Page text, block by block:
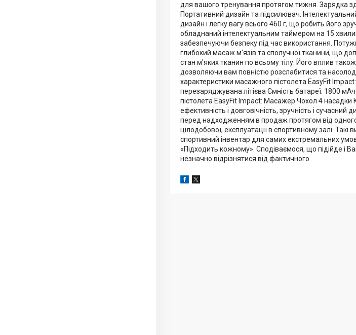
для вашого тренування протягом тижня. Зарядка
Портативний дизайн та підсилювач.
дизайн і легку вагу всього 460 г, що робить його
обладнаний інтелектуальним таймером на 15
забезпечуючи безпеку під час використання.
глибокий масаж м'язів та сполучної тканини, що
стан м'яких тканин по всьому тілу. Його вплив
дозволяючи вам повністю розслабитися та
характеристики масажного пістолета EasyFit
перезаряджувана літієва Ємність батареї: 1800
пістолета EasyFit Іmpact: Масажер Чохол 4 насадки
ефективність і довговічність, зручність і
перед надходженням в продаж протягом від
цілодобової, експлуатації в спортивному залі.
спортивний інвентар для самих екстремальних
«Підходить кожному». Сподіваємося, що підійде і
незначно відрізнятися від фактичного.